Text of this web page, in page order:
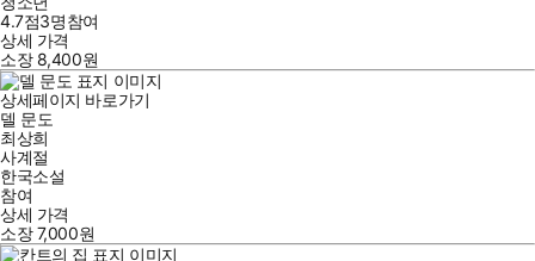
4.7점3명참여
상세 가격
소장 8,400원
상세페이지 바로가기
델 문도
최상희
사계절
한국소설
참여
상세 가격
소장7,000원